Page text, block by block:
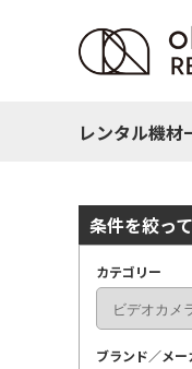
レンタル機材
条件を絞っ
カテゴリー
ブランド／メー